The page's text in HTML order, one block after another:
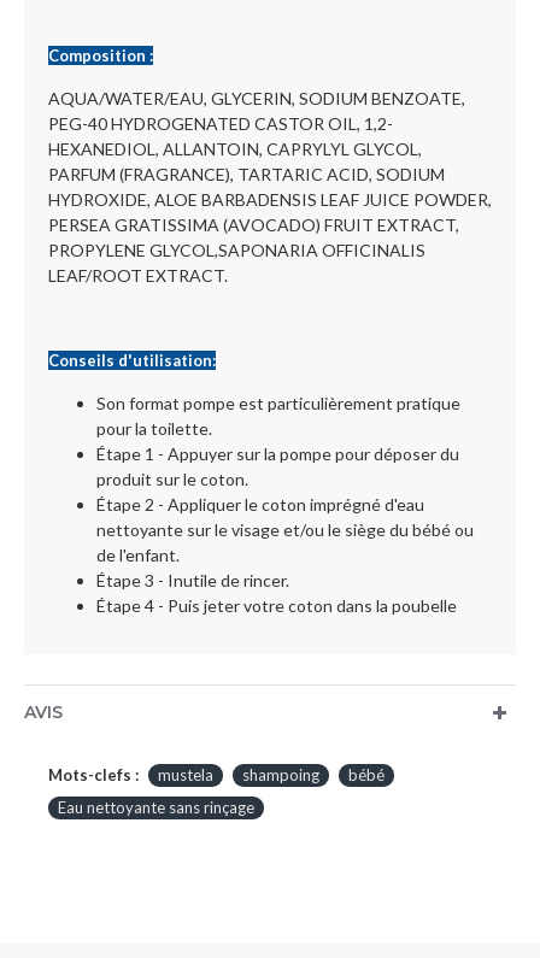
Composition :
AQUA/WATER/EAU, GLYCERIN, SODIUM BENZOATE,
PEG-40 HYDROGENATED CASTOR OIL, 1,2-
HEXANEDIOL, ALLANTOIN, CAPRYLYL GLYCOL,
PARFUM (FRAGRANCE), TARTARIC ACID, SODIUM
HYDROXIDE, ALOE BARBADENSIS LEAF JUICE POWDER,
PERSEA GRATISSIMA (AVOCADO) FRUIT EXTRACT,
PROPYLENE GLYCOL,SAPONARIA OFFICINALIS
LEAF/ROOT EXTRACT.
Conseils d'utilisation:
Son format pompe est particulièrement pratique
pour la toilette.
Étape 1 - Appuyer sur la pompe pour déposer du
produit sur le coton.
Étape 2 - Appliquer le coton imprégné d'eau
nettoyante sur le visage et/ou le siège du bébé ou
de l'enfant.
Étape 3 - Inutile de rincer.
Étape 4 - Puis jeter votre coton dans la poubelle
AVIS
Mots-clefs : mustela shampoing
bébé
Eau nettoyante sans rinçage